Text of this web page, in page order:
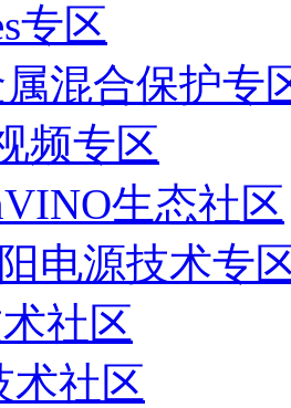
专区
混合保护专
频专区
生态社区
电源技术专
社区
术社区